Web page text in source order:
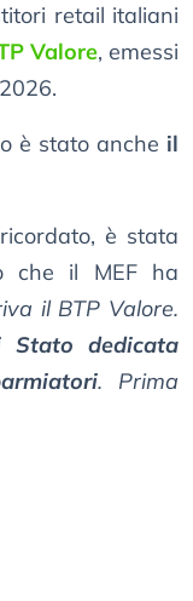
retail italiani
Valore, emessi
è stato anche il
è stata
che il MEF ha
il BTP Valore.
dedicata
. Prima